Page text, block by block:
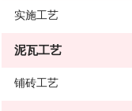
实施工艺
泥瓦工艺
铺砖工艺